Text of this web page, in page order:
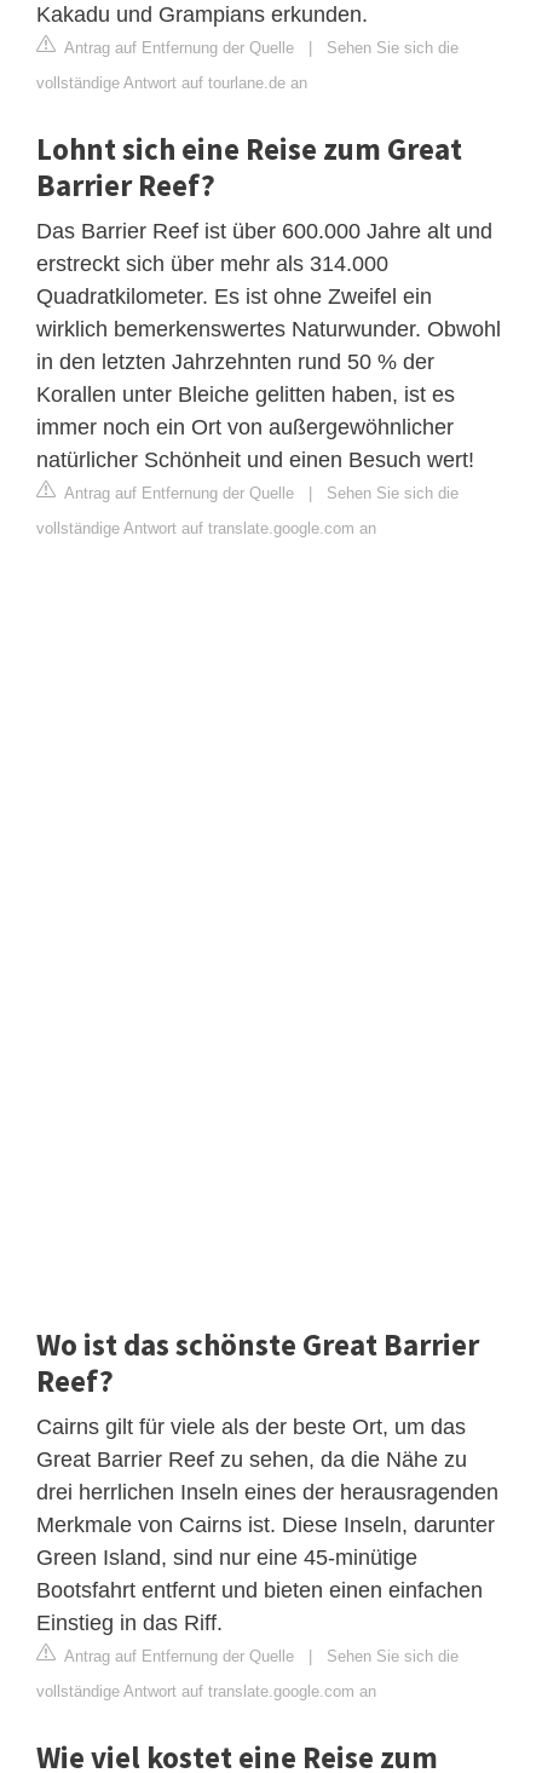
Kakadu und Grampians erkunden.
Antrag auf Entfernung der Quelle | Sehen Sie sich die
vollständige Antwort auf tourlane.de an
Lohnt sich eine Reise zum Great
Barrier Reef?
Das Barrier Reef ist über 600.000 Jahre alt und
erstreckt sich über mehr als 314.000
Quadratkilometer. Es ist ohne Zweifel ein
wirklich bemerkenswertes Naturwunder. Obwohl
in den letzten Jahrzehnten rund 50 % der
Korallen unter Bleiche gelitten haben, ist es
immer noch ein Ort von außergewöhnlicher
natürlicher Schönheit und einen Besuch wert!
Antrag auf Entfernung der Quelle | Sehen Sie sich die
vollständige Antwort auf translate.google.com an
Wo ist das schönste Great Barrier
Reef?
Cairns gilt für viele als der beste Ort, um das
Great Barrier Reef zu sehen, da die Nähe zu
drei herrlichen Inseln eines der herausragenden
Merkmale von Cairns ist. Diese Inseln, darunter
Green Island, sind nur eine 45-minütige
Bootsfahrt entfernt und bieten einen einfachen
Einstieg in das Riff.
Antrag auf Entfernung der Quelle | Sehen Sie sich die
vollständige Antwort auf translate.google.com an
Wie viel kostet eine Reise zum